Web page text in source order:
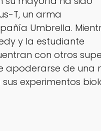
T, un arma
Umbrella.
y la estudiante
con otros
apoderarse de una
experimentos